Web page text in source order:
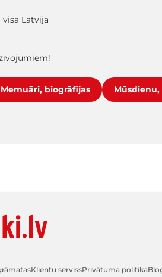
Latvijā
Memuāri, biogrāfijas
Klientu servissPrivātuma politika